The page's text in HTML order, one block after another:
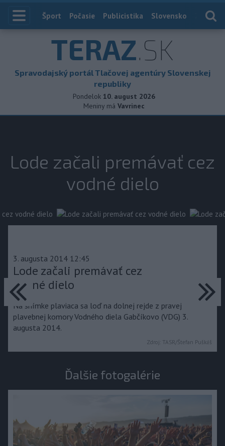
Index
Šport Počasie Publicistika Slovensko
TERAZ.SK
Spravodajský portál Tlačovej agentúry Slovenskej
republiky
Pondelok 10. august 2026
Meniny má Vavrinec
Lode začali premávať cez
vodné dielo
3. augusta 2014 12:45
Lode začali premávať cez
vodné dielo
Na snímke plaviaca sa loď na dolnej rejde z pravej
plavebnej komory Vodného diela Gabčíkovo (VDG) 3.
augusta 2014.
Zdroj: TASR/Štefan Puškáš
predchádzajúce
Ďalšie fotogalérie